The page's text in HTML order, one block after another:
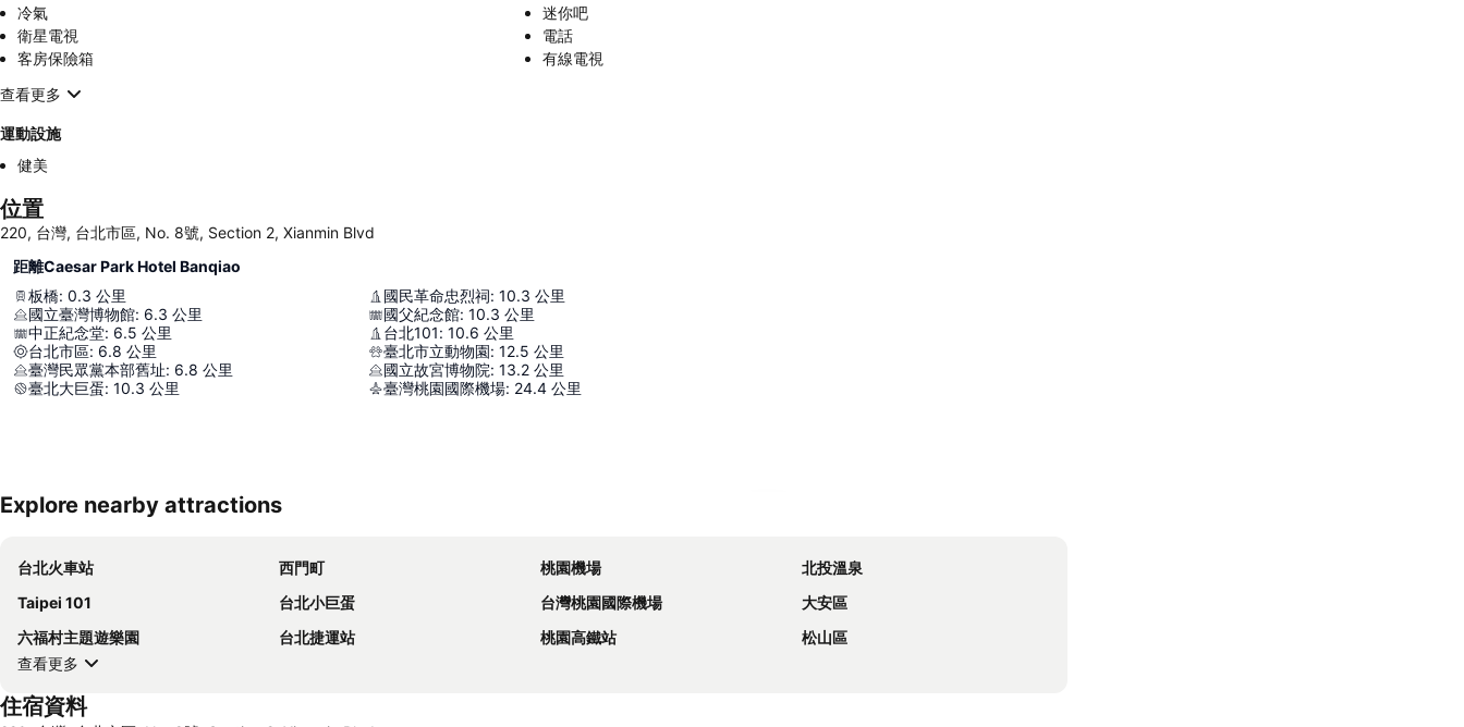
冷氣
迷你吧
衛星電視
電話
客房保險箱
有線電視
查看更多
運動設施
健美
位置
220, 台灣, 台北市區, No. 8號, Section 2, Xianmin Blvd
距離Caesar Park Hotel Banqiao
板橋: 0.3 公里
國立臺灣博物館: 6.3 公里
中正紀念堂: 6.5 公里
台北市區: 6.8 公里
臺灣民眾黨本部舊址: 6.8 公里
臺北大巨蛋: 10.3 公里
國民革命忠烈祠: 10.3 公里
國父紀念館: 10.3 公里
台北101: 10.6 公里
臺北市立動物園: 12.5 公里
國立故宮博物院: 13.2 公里
臺灣桃園國際機場: 24.4 公里
Explore nearby attractions
台北火車站 西門町 桃園機場
北投溫泉
Taipei 101
台北小巨蛋 台灣桃園國際機場
大安區
六福村主題遊樂園
台北捷運站 桃園高鐵站
松山區
查看更多
住宿資料